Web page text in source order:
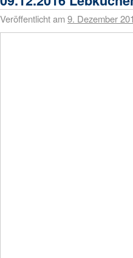
Veröffentlicht am9. Dezember